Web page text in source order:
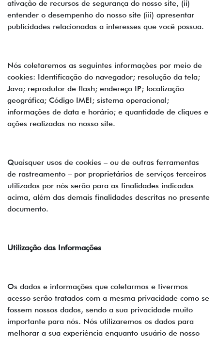
ativação de recursos de segurança do nosso site, (ii)
entender o desempenho do nosso site (iii) apresentar
publicidades relacionadas a interesses que você possua.
Nós coletaremos as seguintes informações por meio de
cookies: Identificação do navegador; resolução da tela;
Java; reprodutor de flash; endereço IP; localização
geográfica; Código IMEI; sistema operacional;
informações de data e horário; e quantidade de cliques e
ações realizadas no nosso site.
Quaisquer usos de cookies – ou de outras ferramentas
de rastreamento – por proprietários de serviços terceiros
utilizados por nós serão para as finalidades indicadas
acima, além das demais finalidades descritas no presente
documento.
Utilização das Informações
Os dados e informações que coletarmos e tivermos
acesso serão tratados com a mesma privacidade como se
fossem nossos dados, sendo a sua privacidade muito
importante para nós. Nós utilizaremos os dados para
melhorar a sua experiência enquanto usuário de nosso